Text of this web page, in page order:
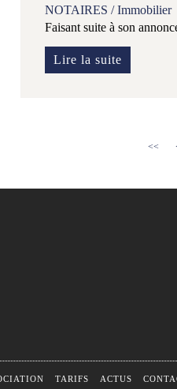
NOTAIRES /Immobilier
Faisant suite à son
Lire la suite
<<
TARIFS ACTUS